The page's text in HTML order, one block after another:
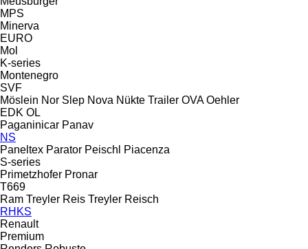
MPS
Minerva
EURO
Mol
K-series
Montenegro
SVF
Möslein Nor Slep Nova Nükte Trailer OVA Oehler
EDK OL
Paganinicar Panav
NS
Paneltex Parator Peischl
Piacenza
S-series
Primetzhofer Pronar
T669
Ram Treyler Reis Treyler Reisch
RHKS
Renault
Premium